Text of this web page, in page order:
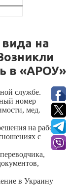
на
в «АРОУ»
службе.
номер
мед.
на работу.
с
в Украину